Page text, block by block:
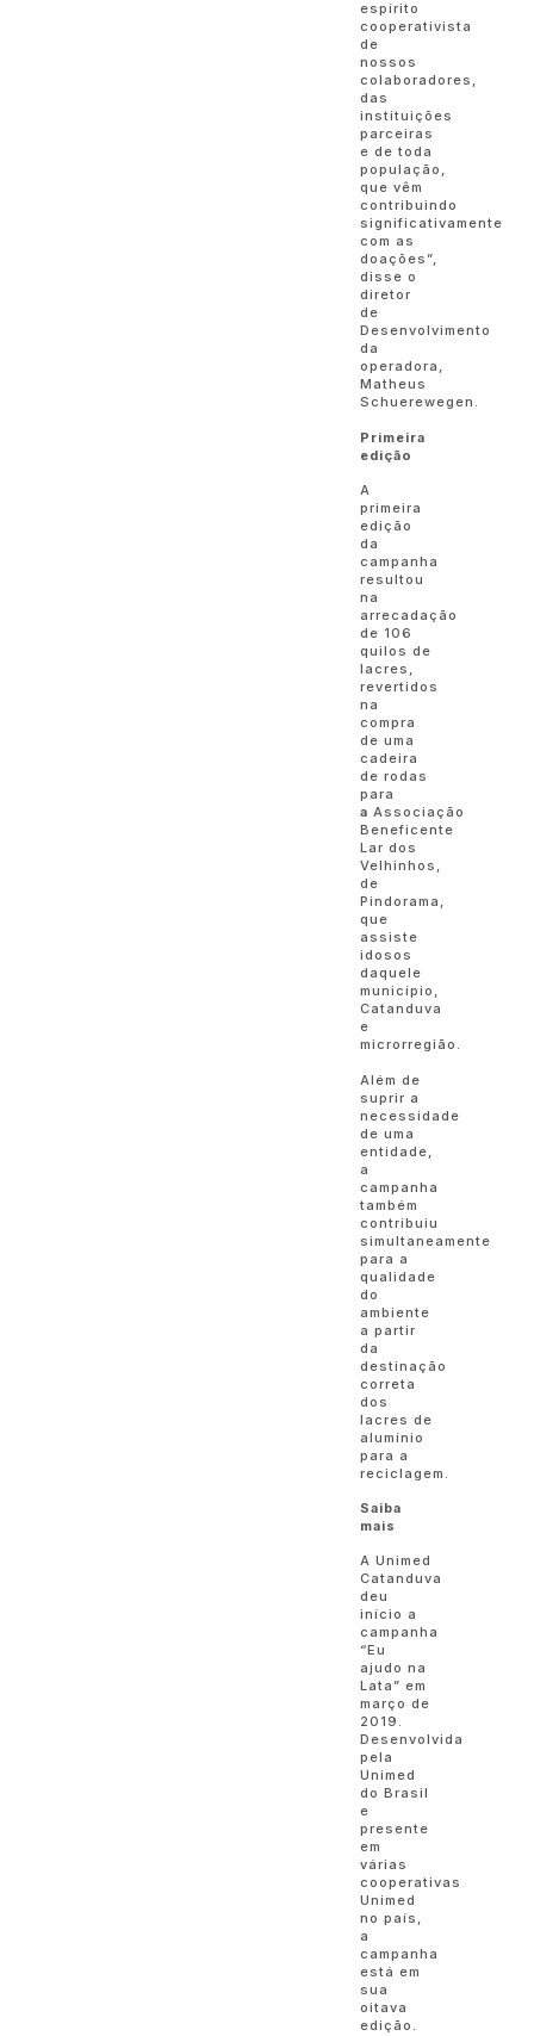
espírito
cooperativista
de
nossos
colaboradores,
das
instituições
parceiras
e de toda
população,
que vêm
contribuindo
significativamente
com as
doações”,
disse o
diretor
de
Desenvolvimento
da
operadora,
Matheus
Schuerewegen.
Primeira
edição
A
primeira
edição
da
campanha
resultou
na
arrecadação
de 106
quilos de
lacres,
revertidos
na
compra
de uma
cadeira
de rodas
para
a Associação
Beneficente
Lar dos
Velhinhos,
de
Pindorama,
que
assiste
idosos
daquele
município,
Catanduva
e
microrregião.
Além de
suprir a
necessidade
de uma
entidade,
a
campanha
também
contribuiu
simultaneamente
para a
qualidade
do
ambiente
a partir
da
destinação
correta
dos
lacres de
alumínio
para a
Saiba
mais
A Unimed
Catanduva
deu
início a
campanha
“Eu
ajudo na
Lata” em
março de
2019.
Desenvolvida
pela
Unimed
do Brasil
e
presente
em
várias
cooperativas
Unimed
no país,
a
campanha
está em
sua
oitava
edição.